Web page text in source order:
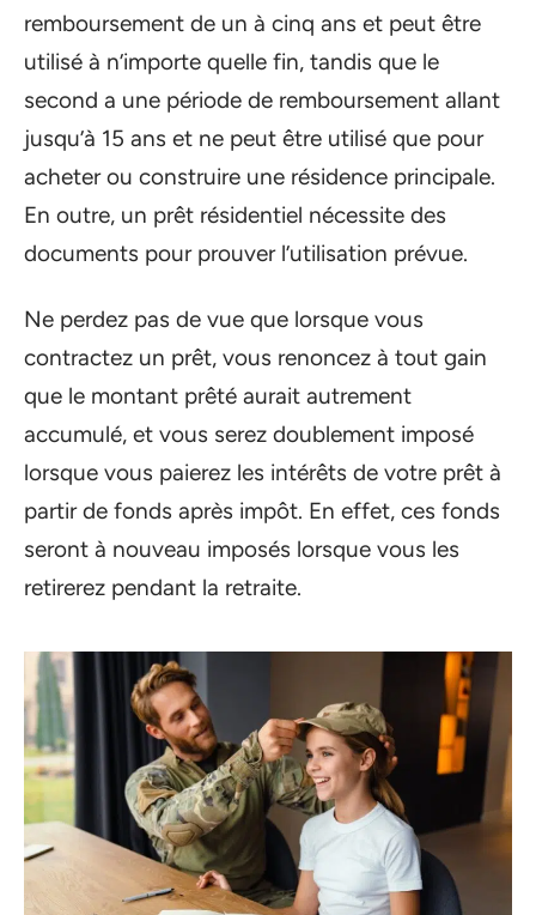
remboursement de un à cinq ans et peut être
utilisé à n’importe quelle fin, tandis que le
second a une période de remboursement allant
jusqu’à 15 ans et ne peut être utilisé que pour
acheter ou construire une résidence principale.
En outre, un prêt résidentiel nécessite des
documents pour prouver l’utilisation prévue.
Ne perdez pas de vue que lorsque vous
contractez un prêt, vous renoncez à tout gain
que le montant prêté aurait autrement
accumulé, et vous serez doublement imposé
lorsque vous paierez les intérêts de votre prêt à
partir de fonds après impôt. En effet, ces fonds
seront à nouveau imposés lorsque vous les
retirerez pendant la retraite.